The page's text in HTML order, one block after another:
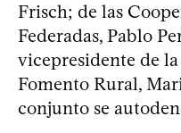
Frisch; de las
Federadas, Pablo
vicepresidente de
Fomento Rural,
conjunto se